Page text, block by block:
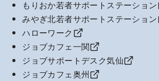
もりおか若者サポートステーション
みやぎ北若者サポートステーション
ハローワーク
ジョブカフェ一関
ジョブサポートデスク気仙
ジョブカフェ奥州